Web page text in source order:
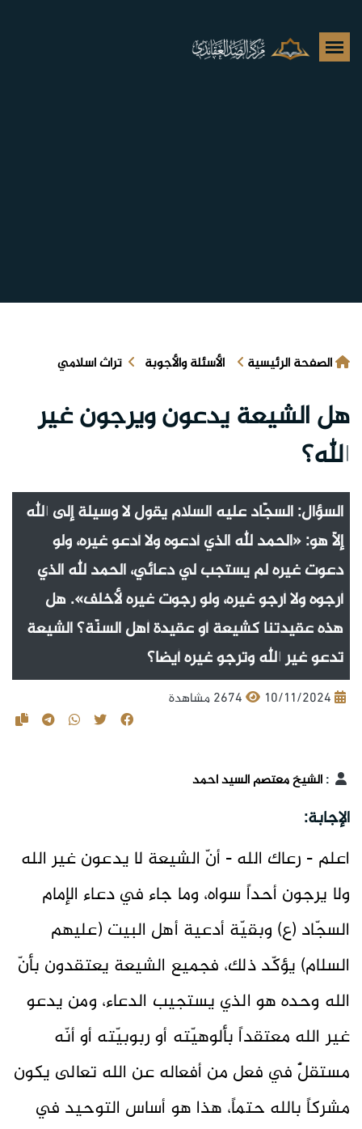
الصفحة الرئيسية الأسئلة والأجوبة تراث اسلامي
هل الشيعة يدعون ويرجون غير
الله؟
السؤال: السجّاد عليه السلام يقول لا وسيلة إلى الله
إلّا هو: «الحمد لله الذي أدعوه ولا أدعو غيره، ولو
دعوت غيره لم يستجب لي دعائي، الحمد لله الذي
أرجوه ولا أرجو غيره، ولو رجوت غيره لأخلف». هل
هذه عقيدتنا كشيعة أو عقيدة أهل السنّة؟ الشيعة
تدعو غير الله وترجو غيره أيضا؟
10/11/2024 2674 مشاهدة
:الشيخ معتصم السيد احمد
الإجابة:
اعلم - رعاك الله - أنّ الشيعة لا يدعون غير الله
ولا يرجون أحداً سواه، وما جاء في دعاء الإمام
السجّاد (ع) وبقيّة أدعية أهل البيت (عليهم
السلام) يؤكّد ذلك، فجميع الشيعة يعتقدون بأنّ
الله وحده هو الذي يستجيب الدعاء، ومن يدعو
غير الله معتقداً بألوهيّته أو ربوبيّته أو أنّه
مستقلٌّ في فعل من أفعاله عن الله تعالى يكون
مشركاً بالله حتماً، هذا هو أساس التوحيد في